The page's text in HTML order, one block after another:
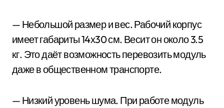
— Небольшой размер и вес. Рабочий корпус
имеет габариты 14х30 см. Весит он около 3.5
кг. Это даёт возможность перевозить модуль
даже в общественном транспорте.
— Низкий уровень шума. При работе модуль